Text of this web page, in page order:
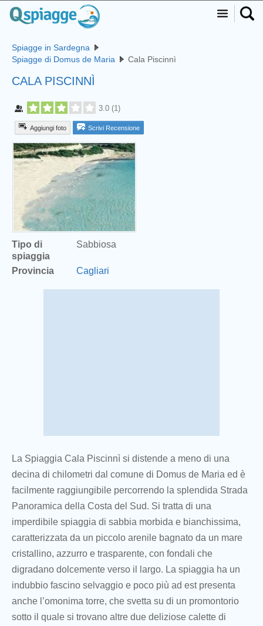
Spiagge in Sardegna
Spiagge di Domus de Maria
Cala Piscinnì
CALA PISCINNÌ
3.0 (1)
Aggiungi foto Scrivi Recensione
Tipo di
spiaggia
Sabbiosa
Provincia Cagliari
La Spiaggia Cala Piscinnì si distende a meno di una
decina di chilometri dal comune di Domus de Maria ed è
facilmente raggiungibile percorrendo la splendida Strada
Panoramica della Costa del Sud. Si tratta di una
imperdibile spiaggia di sabbia morbida e bianchissima,
caratterizzata da un piccolo arenile bagnato da un mare
cristallino, azzurro e trasparente, con fondali che
digradano dolcemente verso il largo. La spiaggia ha un
indubbio fascino selvaggio e poco più ad est presenta
anche l’omonima torre, che svetta su di un promontorio
sotto il quale si trovano altre due deliziose calette di